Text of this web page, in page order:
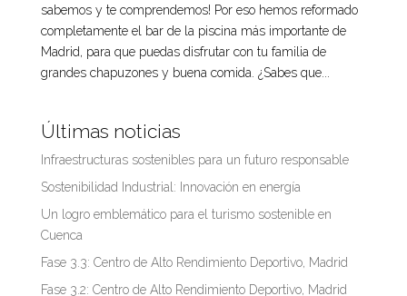
sabemos y te comprendemos! Por eso hemos reformado
completamente el bar de la piscina más importante de
Madrid, para que puedas disfrutar con tu familia de
grandes chapuzones y buena comida. ¿Sabes que...
Últimas noticias
Infraestructuras sostenibles para un futuro responsable
Sostenibilidad Industrial: Innovación en energía
Un logro emblemático para el turismo sostenible en
Cuenca
Fase 3.3: Centro de Alto Rendimiento Deportivo, Madrid
Fase 3.2: Centro de Alto Rendimiento Deportivo, Madrid